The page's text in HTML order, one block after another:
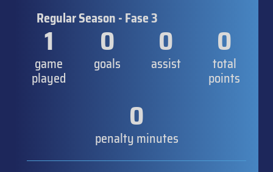
Regular Season - Fase 3
1
game
played
0
goals
0
assist
0
total
points
0
penalty minutes